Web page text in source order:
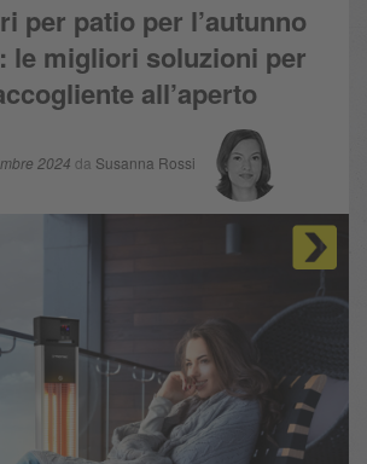
per patio per l’autunno
le migliori soluzioni per
all’aperto
2024 da Susanna Rossi